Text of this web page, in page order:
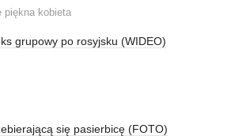
piękna kobieta
grupowy po rosyjsku (WIDEO)
się pasierbicę (FOTO)